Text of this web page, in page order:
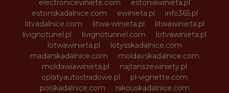
electroniceviniete.com
estoniawinieta.pl
estonskadalnice.com
ewinieta.pl
info365.pl
litvadalnice.com
litwa-winieta.pl
litwawinieta.pl
livignotunel.pl
livignotunnel.com
lotvawinieta.pl
lotwawinieta.pl
lotysskadalnice.com
madarskadalnice.com
moldavskadalnice.com
moldawiawinieta.pl
najtanszewiniety.pl
oplatyautostradowe.pl
pl-vignette.com
polskadalnice.com
rakouskadalnice.com